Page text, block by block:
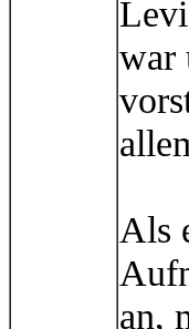
war
Als
an,